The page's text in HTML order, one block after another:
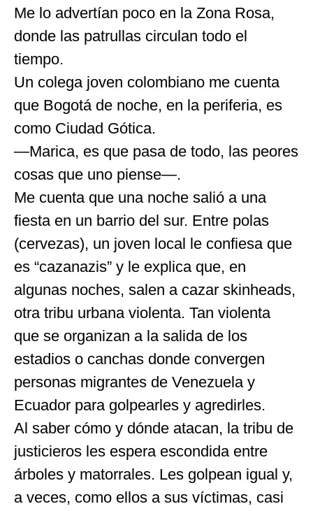
Me lo advertían poco en la Zona Rosa,
donde las patrullas circulan todo el
tiempo.
Un colega joven colombiano me cuenta
que Bogotá de noche, en la periferia, es
como Ciudad Gótica.
—Marica, es que pasa de todo, las peores
cosas que uno piense—.
Me cuenta que una noche salió a una
fiesta en un barrio del sur. Entre polas
(cervezas), un joven local le confiesa que
es “cazanazis” y le explica que, en
algunas noches, salen a cazar skinheads,
otra tribu urbana violenta. Tan violenta
que se organizan a la salida de los
estadios o canchas donde convergen
personas migrantes de Venezuela y
Ecuador para golpearles y agredirles.
Al saber cómo y dónde atacan, la tribu de
justicieros les espera escondida entre
árboles y matorrales. Les golpean igual y,
a veces, como ellos a sus víctimas, casi